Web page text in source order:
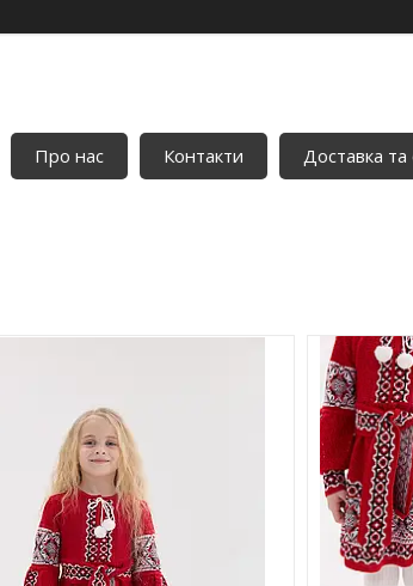
Про нас Контакти Доставка та